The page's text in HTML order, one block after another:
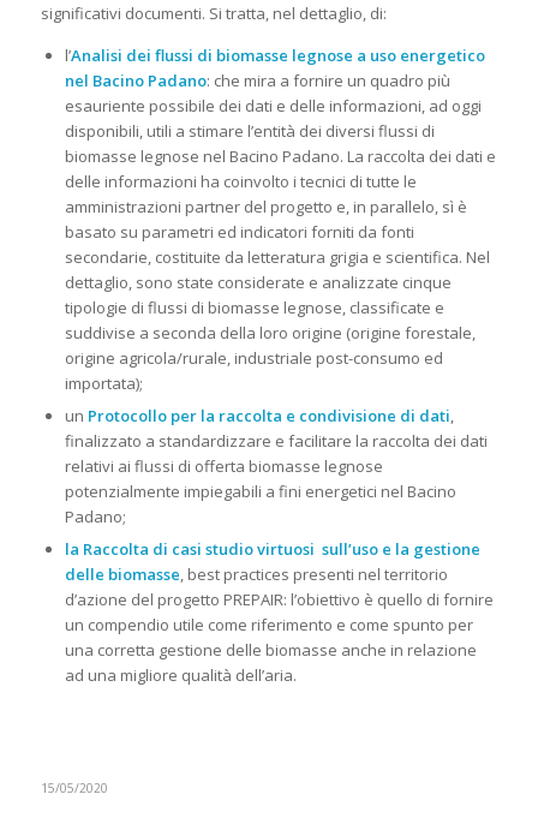
significativi documenti. Si tratta, nel dettaglio, di:
l’Analisi dei flussi di biomasse legnose a uso energetico
nel Bacino Padano: che mira a fornire un quadro più
esauriente possibile dei dati e delle informazioni, ad oggi
disponibili, utili a stimare l’entità dei diversi flussi di
biomasse legnose nel Bacino Padano. La raccolta dei dati e
delle informazioni ha coinvolto i tecnici di tutte le
amministrazioni partner del progetto e, in parallelo, sì è
basato su parametri ed indicatori forniti da fonti
secondarie, costituite da letteratura grigia e scientifica. Nel
dettaglio, sono state considerate e analizzate cinque
tipologie di flussi di biomasse legnose, classificate e
suddivise a seconda della loro origine (origine forestale,
origine agricola/rurale, industriale post-consumo ed
importata);
un Protocollo per la raccolta e condivisione di dati,
finalizzato a standardizzare e facilitare la raccolta dei dati
relativi ai flussi di offerta biomasse legnose
potenzialmente impiegabili a fini energetici nel Bacino
Padano;
la Raccolta di casi studio virtuosi sull’uso e la gestione
delle biomasse, best practices presenti nel territorio
d’azione del progetto PREPAIR: l’obiettivo è quello di fornire
un compendio utile come riferimento e come spunto per
una corretta gestione delle biomasse anche in relazione
ad una migliore qualità dell’aria.
15/05/2020